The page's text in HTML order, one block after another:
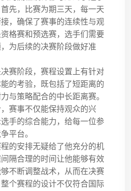
先，比赛为期三天，每一天
，确保了赛事的连续性与观
格赛和预选赛，选手们需要
为后续的决赛阶段做好准
赛阶段，赛程设置上有针对
的考验，既包括了短距离的
与策略配合的中长距离赛。
赛事不仅能保持观众的兴
手的综合能力，给每一位参
平台。
的安排无疑给了他充分的机
隔合理的时间让他能够有效
不断调整战术，从而在决赛
个赛程的设计不仅符合国际